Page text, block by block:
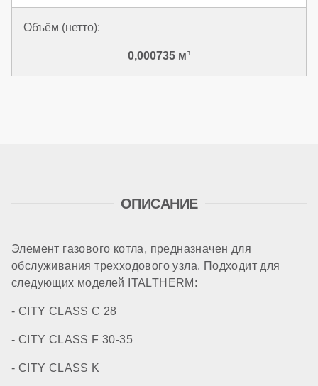
Объём (нетто):
0,000735 м³
ОПИСАНИЕ
Элемент газового котла, предназначен для
обслуживания трехходового узла. Подходит для
следующих моделей ITALTHERM:
- CITY CLASS C 28
- CITY CLASS F 30-35
- CITY CLASS K